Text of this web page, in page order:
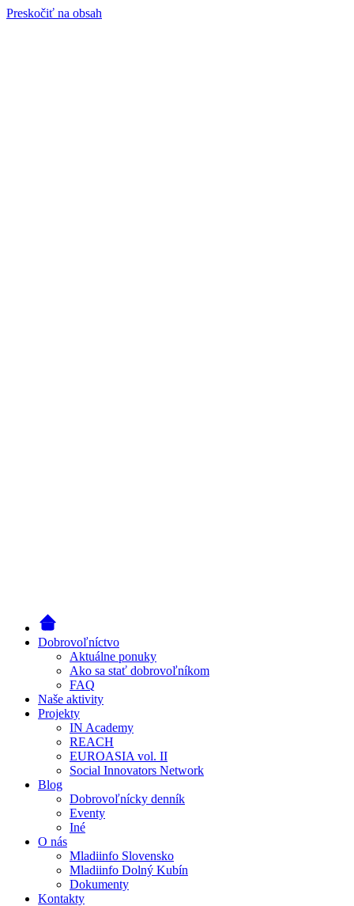
Preskočiť na obsah
Dobrovoľníctvo
Aktuálne ponuky
Ako sa stať dobrovoľníkom
FAQ
Naše aktivity
Projekty
IN Academy
REACH
EUROASIA vol. II
Social Innovators Network
Blog
Dobrovoľnícky denník
Eventy
Iné
O nás
Mladiinfo Slovensko
Mladiinfo Dolný Kubín
Dokumenty
Kontakty